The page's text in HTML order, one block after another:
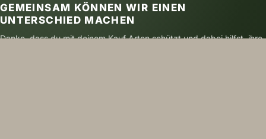
GEMEINSAM KÖNNEN WIR EINEN
UNTERSCHIED MACHEN
Danke, dass du mit deinem Kauf Arten schützt und dabei hilfst, ihre